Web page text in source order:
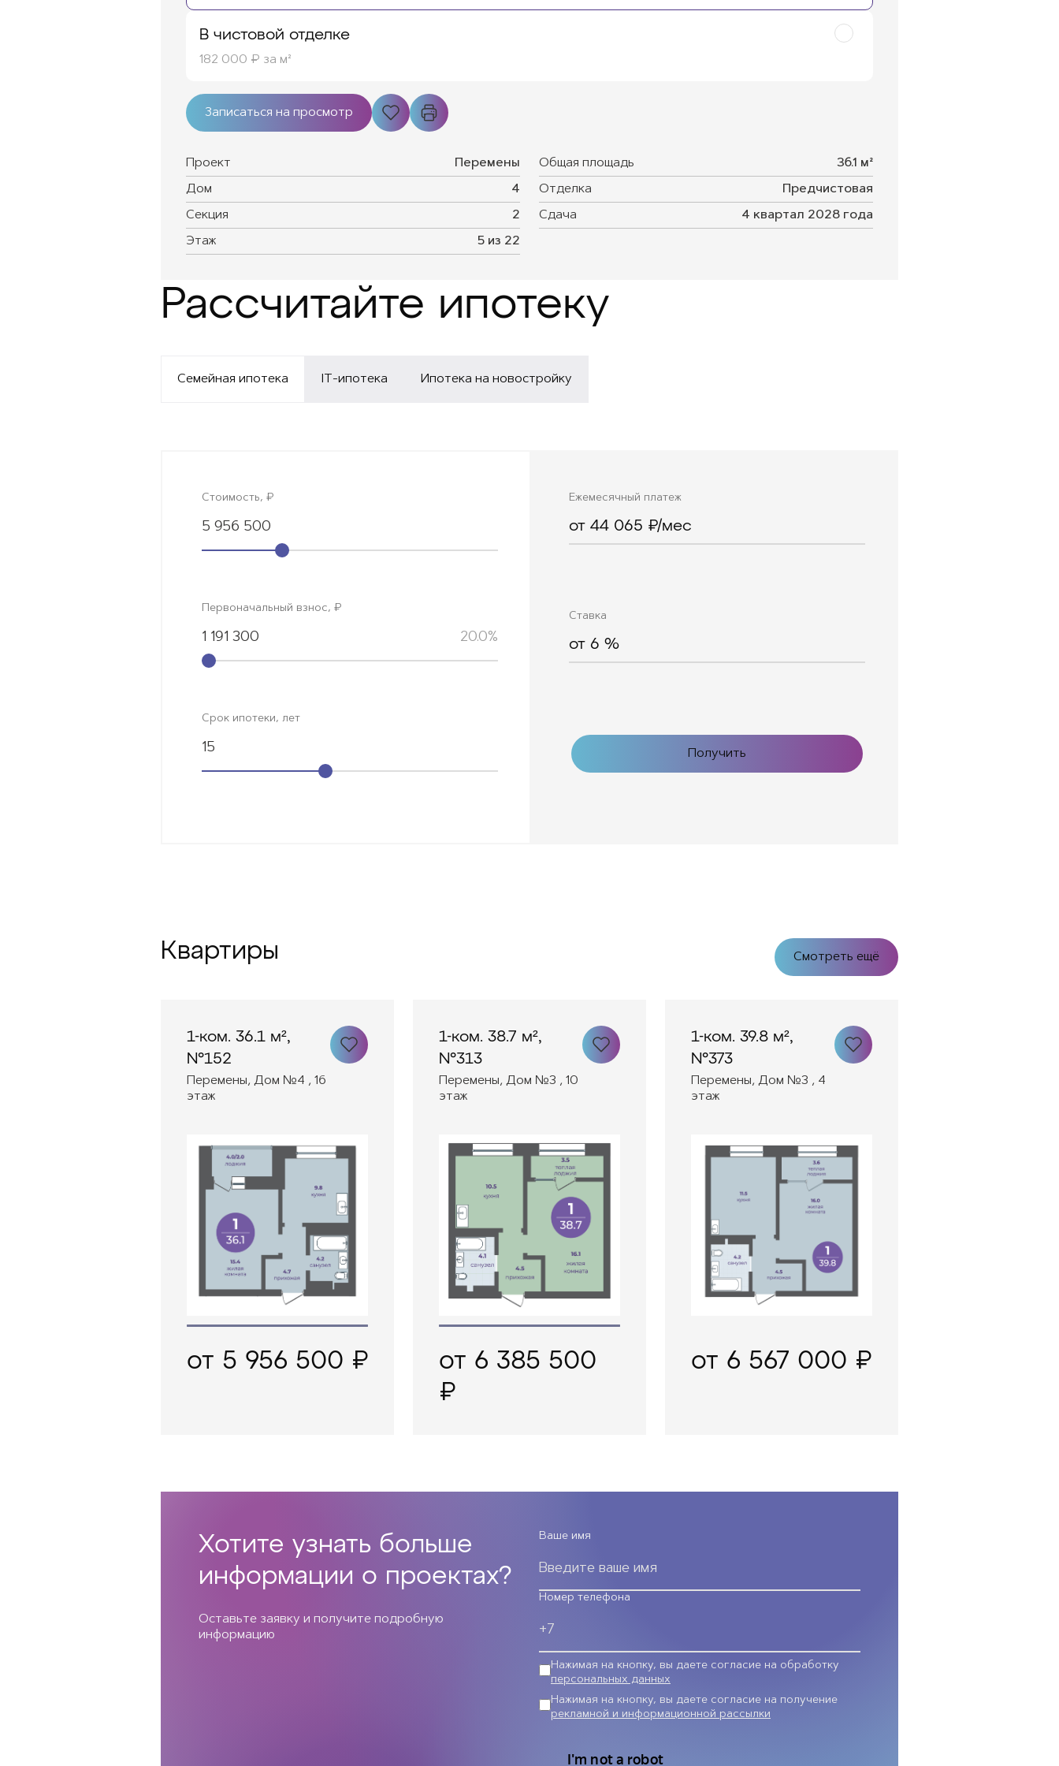
В чистовой отделке
182 000 ₽ за м²
Записаться на просмотр
Проект Перемены
Дом 4
Секция 2
Этаж 5 из 22
Общая площадь 36.1 м²
Отделка Предчистовая
Сдача 4 квартал 2028 года
Рассчитайте ипотеку
Семейная ипотека IT-ипотека Ипотека на новостройку
Стоимость, ₽
5 956 500
Первоначальный взнос, ₽
1 191 300 20.0%
Срок ипотеки, лет
15
Ежемесячный платеж
от 44 065 ₽/мес
Ставка
от 6 %
Получить
Квартиры Смотреть ещё
1-ком. 36.1 м²,
№152
Перемены, Дом №4 , 16
этаж
от 5 956 500 ₽
1-ком. 38.7 м²,
№313
Перемены, Дом №3 , 10
этаж
от 6 385 500
₽
1-ком. 39.8 м²,
№373
Перемены, Дом №3 , 4
этаж
от 6 567 000 ₽
Хотите узнать больше
информации о проектах?
Оставьте заявку и получите подробную
информацию
Ваше имя
Номер телефона